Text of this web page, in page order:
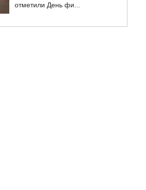
отметили День фи...